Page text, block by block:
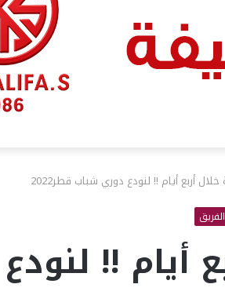
أربع أيام !! لنودع دوري شباب قطر2022
أيام !!